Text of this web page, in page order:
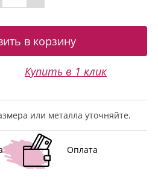
Купить в 1 клик
или металла уточняйте.
Оплата